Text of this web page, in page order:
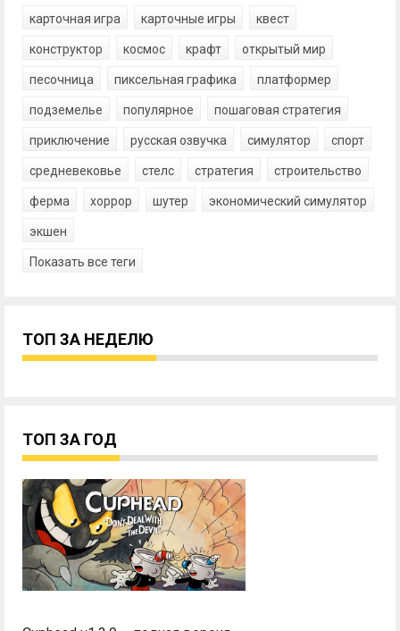
карточная игра карточные игры квест
конструктор космос крафт открытый мир
песочница пиксельная графика платформер
подземелье популярное пошаговая стратегия
приключение русская озвучка симулятор спорт
средневековье стелс стратегия строительство
ферма хоррор шутер экономический симулятор
экшен
Показать все теги
ТОП ЗА НЕДЕЛЮ
ТОП ЗА ГОД